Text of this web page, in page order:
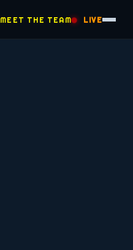
MEET THE TEAM LIVE